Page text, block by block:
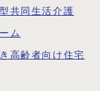
共同生活介護
ム
高齢者向け住宅